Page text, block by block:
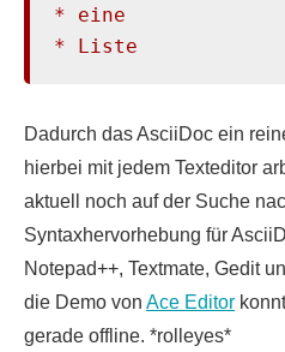
* eine
* Liste
Dadurch das AsciiDoc ein
hierbei mit jedem Texteditor
aktuell noch auf der Suche
Syntaxhervorhebung für
Notepad++, Textmate, Gedit
die Demo von Ace Editor
gerade offline. *rolleyes*